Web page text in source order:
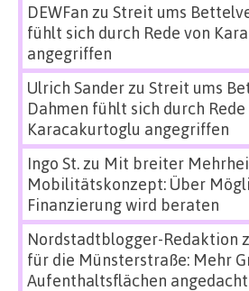
DEWFan zu Streit ums
fühlt sich durch Rede von
angegriffen
Ulrich Sanderzu Streit ums
Dahmen fühlt sich durch Rede
Karacakurtoglu angegriffen
Ingo St.zu Mit breiter
Mobilitätskonzept: Über
Finanzierung wird beraten
Nordstadtblogger-Redaktion
für die Münsterstraße: Mehr
Aufenthaltsflächen angedacht